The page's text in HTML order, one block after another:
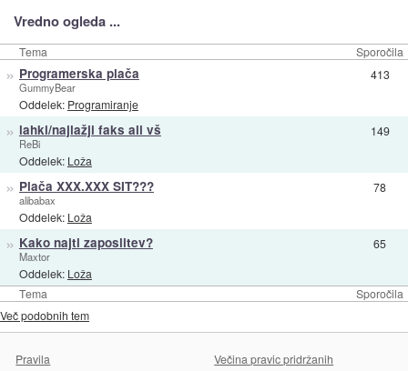
Vredno ogleda ...
Tema Sporočila
Tema Sporočila
» Programerska plača
GummyBear
Oddelek: Programiranje
413
» lahki/najlažji faks ali vš
ReBi
Oddelek: Loža
149
» Plača XXX.XXX SIT???
alibabax
Oddelek: Loža
78
» Kako najti zaposlitev?
Maxtor
Oddelek: Loža
65
Več podobnih tem
Pravila Večina pravic pridržanih